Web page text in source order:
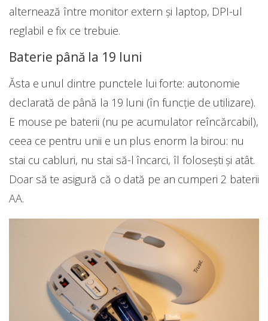
alternează între monitor extern și laptop, DPI-ul
reglabil e fix ce trebuie.
Baterie până la 19 luni
Ăsta e unul dintre punctele lui forte: autonomie
declarată de până la 19 luni (în funcție de utilizare).
E mouse pe baterii (nu pe acumulator reîncărcabil),
ceea ce pentru unii e un plus enorm la birou: nu
stai cu cabluri, nu stai să-l încarci, îl folosești și atât.
Doar să te asigură că o dată pe an cumperi 2 baterii
AA.